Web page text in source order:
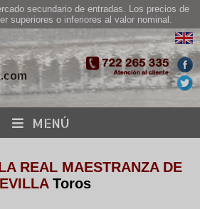
secundario de entradas. Los precios de
superiores o inferiores al valor nominal.
MENÚ
REAL MAESTRANZA DE
Toros